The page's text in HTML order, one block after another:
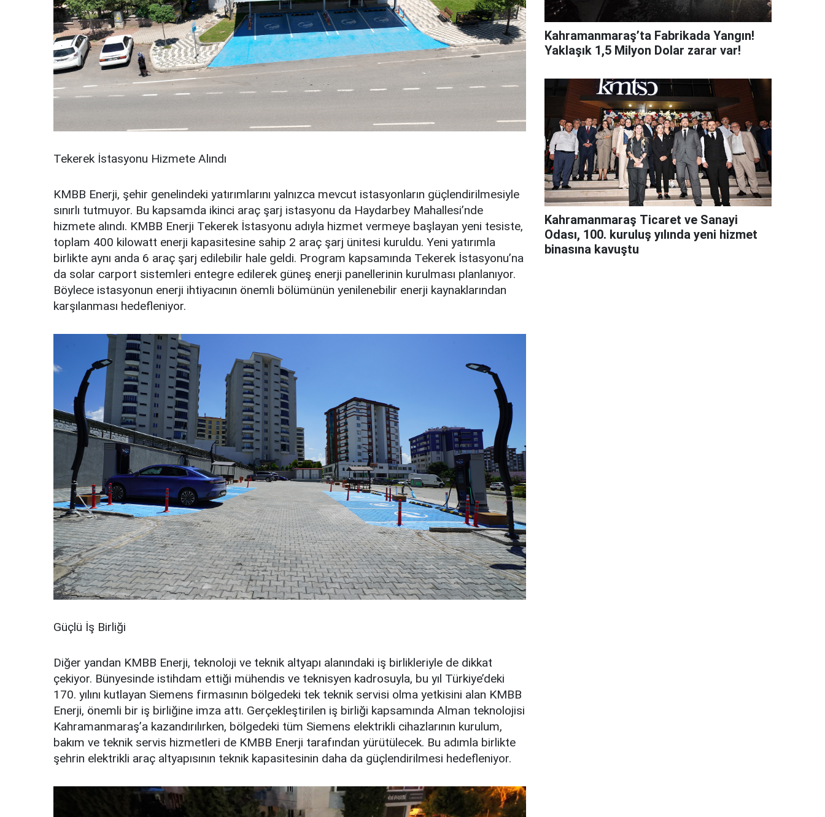
Tekerek İstasyonu Hizmete Alındı
KMBB Enerji, şehir genelindeki yatırımlarını yalnızca mevcut istasyonların güçlendirilmesiyle
sınırlı tutmuyor. Bu kapsamda ikinci araç şarj istasyonu da Haydarbey Mahallesi’nde
hizmete alındı. KMBB Enerji Tekerek İstasyonu adıyla hizmet vermeye başlayan yeni tesiste,
toplam 400 kilowatt enerji kapasitesine sahip 2 araç şarj ünitesi kuruldu. Yeni yatırımla
birlikte aynı anda 6 araç şarj edilebilir hale geldi. Program kapsamında Tekerek İstasyonu’na
da solar carport sistemleri entegre edilerek güneş enerji panellerinin kurulması planlanıyor.
Böylece istasyonun enerji ihtiyacının önemli bölümünün yenilenebilir enerji kaynaklarından
karşılanması hedefleniyor.
Güçlü İş Birliği
Diğer yandan KMBB Enerji, teknoloji ve teknik altyapı alanındaki iş birlikleriyle de dikkat
çekiyor. Bünyesinde istihdam ettiği mühendis ve teknisyen kadrosuyla, bu yıl Türkiye’deki
170. yılını kutlayan Siemens firmasının bölgedeki tek teknik servisi olma yetkisini alan KMBB
Enerji, önemli bir iş birliğine imza attı. Gerçekleştirilen iş birliği kapsamında Alman teknolojisi
Kahramanmaraş’a kazandırılırken, bölgedeki tüm Siemens elektrikli cihazlarının kurulum,
bakım ve teknik servis hizmetleri de KMBB Enerji tarafından yürütülecek. Bu adımla birlikte
şehrin elektrikli araç altyapısının teknik kapasitesinin daha da güçlendirilmesi hedefleniyor.
Kahramanmaraş’ta Fabrikada Yangın!
Yaklaşık 1,5 Milyon Dolar zarar var!
Kahramanmaraş Ticaret ve Sanayi
Odası, 100. kuruluş yılında yeni hizmet
binasına kavuştu